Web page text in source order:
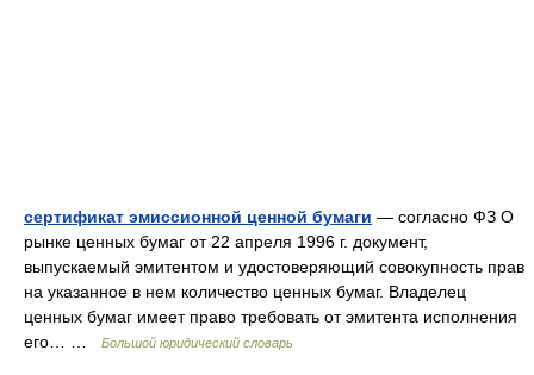
сертификат эмиссионной ценной бумаги — согласно ФЗ О
рынке ценных бумаг от 22 апреля 1996 г. документ,
выпускаемый эмитентом и удостоверяющий совокупность прав
на указанное в нем количество ценных бумаг. Владелец
ценных бумаг имеет право требовать от эмитента исполнения
его… …
Большой юридический словарь